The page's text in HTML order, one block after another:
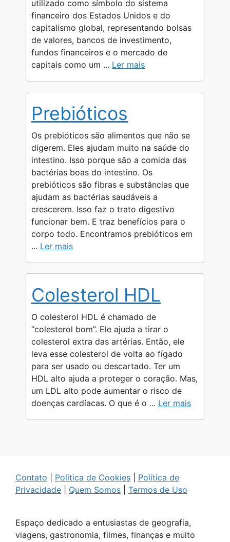
utilizado como símbolo do sistema
financeiro dos Estados Unidos e do
capitalismo global, representando bolsas
de valores, bancos de investimento,
fundos financeiros e o mercado de
capitais como um ... Ler mais
Prebióticos
Os prebióticos são alimentos que não se
digerem. Eles ajudam muito na saúde do
intestino. Isso porque são a comida das
bactérias boas do intestino. Os
prebióticos são fibras e substâncias que
ajudam as bactérias saudáveis a
crescerem. Isso faz o trato digestivo
funcionar bem. E traz benefícios para o
corpo todo. Encontramos prebióticos em
... Ler mais
Colesterol HDL
O colesterol HDL é chamado de
“colesterol bom”. Ele ajuda a tirar o
colesterol extra das artérias. Então, ele
leva esse colesterol de volta ao fígado
para ser usado ou descartado. Ter um
HDL alto ajuda a proteger o coração. Mas,
um LDL alto pode aumentar o risco de
doenças cardíacas. O que é o ... Ler mais
Contato Política de Cookies
Política de
Privacidade
Quem Somos Termos de Uso
Espaço dedicado a entusiastas de geografia,
viagens, gastronomia, filmes, finanças e muito